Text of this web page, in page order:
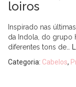
loiros
Inspirado nas
da Indola, do grupo
diferentes tons de…
Categoria: Cabelos,